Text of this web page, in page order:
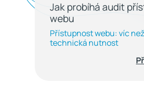
Jak probíhá audit
webu
Přístupnost webu: víc
technická nutnost